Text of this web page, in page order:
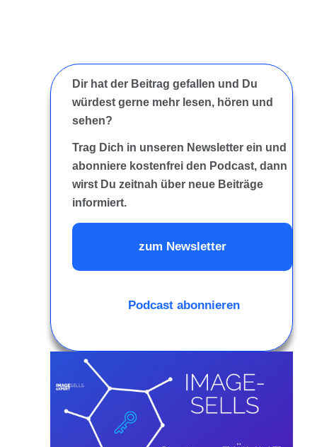
Dir hat der Beitrag gefallen und Du
würdest gerne mehr lesen, hören und
sehen?
Trag Dich in unseren Newsletter ein und
abonniere kostenfrei den Podcast, dann
wirst Du zeitnah über neue Beiträge
informiert.
zum Newsletter
Podcast abonnieren